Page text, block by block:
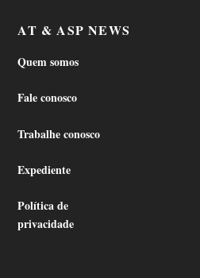
AT & ASP NEWS
Quem somos
Fale conosco
Trabalhe conosco
Expediente
Política de
privacidade